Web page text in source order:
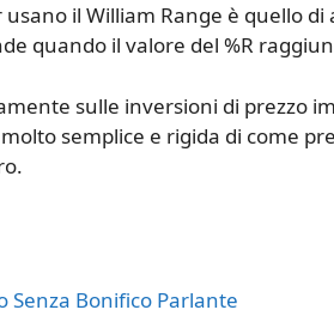
il William Range è quello
quando il valore del %R
sulle inversioni di prezzo
semplice e rigida di come
Senza Bonifico Parlante